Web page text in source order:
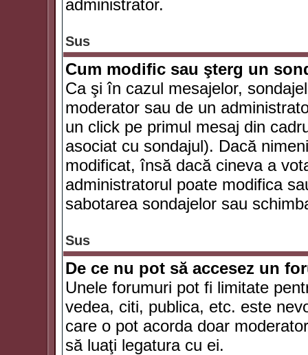
administrator.
Sus
Cum modific sau şterg un
Ca şi în cazul mesajelor,
moderator sau de un
un click pe primul mesaj din
asociat cu sondajul). Dacă
modificat, însă dacă cineva a
administratorul poate modifica
sabotarea sondajelor sau
Sus
De ce nu pot să accesez un
Unele forumuri pot fi limitate
vedea, citi, publica, etc. este
care o pot acorda doar
să luaţi legatura cu ei.